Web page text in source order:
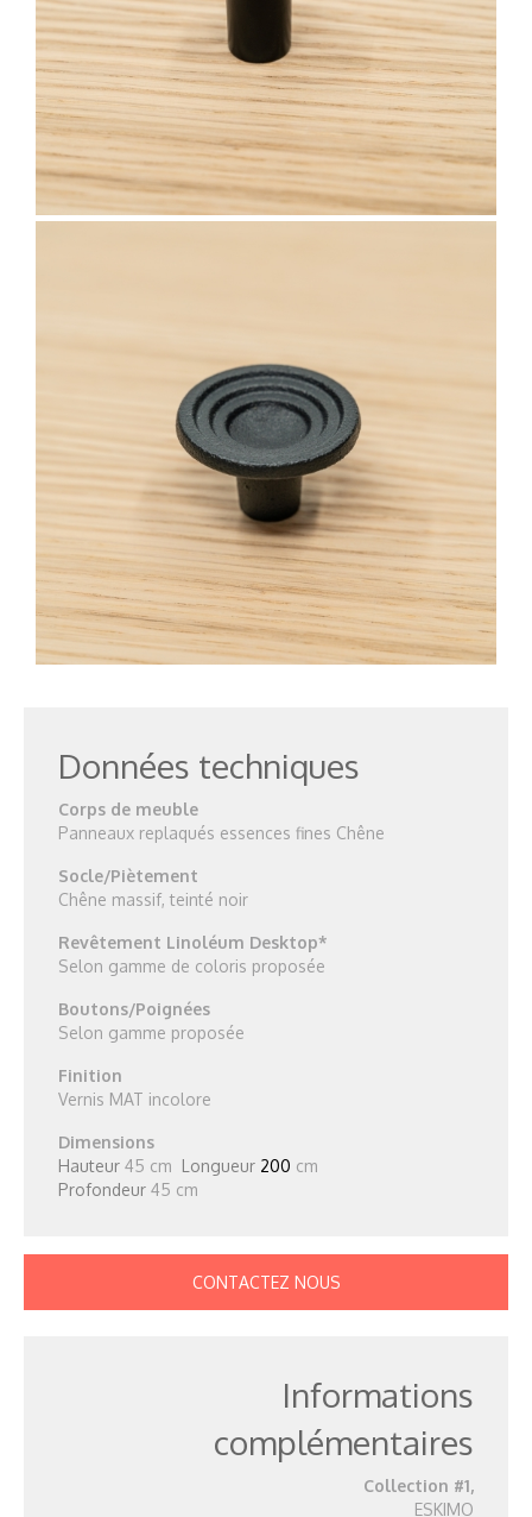
Données techniques
Corps de meuble
Panneaux replaqués essences fines Chêne
Socle/Piètement
Chêne massif, teinté noir
Revêtement Linoléum Desktop*
Selon gamme de coloris proposée
Boutons/Poignées
Selon gamme proposée
Finition
Vernis MAT incolore
Dimensions
Hauteur 45 cm Longueur 200 cm
Profondeur 45 cm
CONTACTEZ NOUS
Informations
complémentaires
Collection #1,
ESKIMO